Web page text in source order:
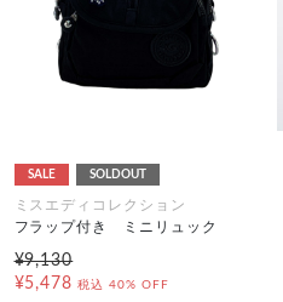
SALE SOLDOUT
ミスエディコレクション
フラップ付き ミニリュック
¥9,130
¥5,478 税込 40% OFF